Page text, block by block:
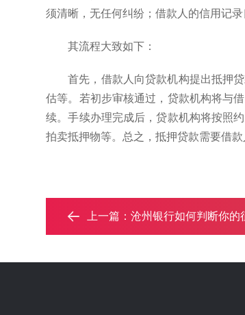
须清晰，无任何纠纷；借款人的信用记
其流程大致如下：
首先，借款人向贷款机构提出抵押
估等。若初步审核通过，贷款机构将与
续。手续办理完成后，贷款机构将按照
拍卖抵押物等。总之，抵押贷款需要借
上一篇：沧州银行如何判断你的